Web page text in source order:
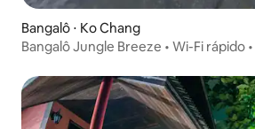
Bangalô ⋅ Ko Chang
Bangalô Jungle Breeze • Wi-Fi rápido